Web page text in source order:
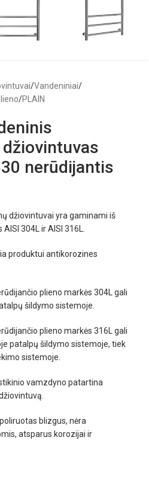
/Vandeniniai/
/PLAIN
nerūdijantis
džiovintuvai yra gaminami iš
304L ir AISI 316L.
produktui antikorozines
plieno markės 304L gali
šildymo sistemoje.
plieno markės 316L gali
patalpų šildymo sistemoje, tiek
sistemoje.
vamzdyno patartina
blizgus, nėra
atsparus korozijai ir